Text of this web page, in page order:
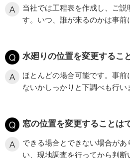
当社では工程表を作成し、ご説
す。いつ、誰が来るのかは事前
水廻りの位置を変更するこ
ほとんどの場合可能です。事
ないかしっかりと下調べも行い
窓の位置を変更することは
できる場合とできない場合が
い、現地調査を行ってから判断